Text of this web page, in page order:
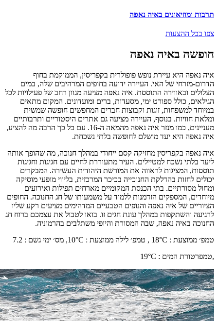
תרבות ומוזיאונים באיה נאפה
צפו בכל ההצעות
חופשה באיה נאפה
איה נאפה היא עיירת נופש פופולרית בקפריסין, הממוקמת בחוף
הדרום-מזרחי של האי. העיירה ידועה בחופים המרהיבים שלה, במים
הצלולים ובאווירה התוססת. איה נאפה מציעה מגוון רחב של פעילויות לכל
הגילאים, כולל ספורט ימי, מסעדות, ברים ומועדונים. המקום מתאים
במיוחד למשפחות, זוגות וקבוצות חברים המחפשים חופשה שמשית
ומלאת חוויות. בנוסף, העיירה מציעה גם אתרים היסטוריים ותרבותיים
מעניינים, כמו מנזר איה נאפה מהמאה ה-16. עם כל כך הרבה מה להציע,
איה נאפה היא יעד מושלם לחופשה בלתי נשכחת.
איה נאפה בקפריסין מחזיקה קסם ייחודי במהלך חנוכה, מה שהופך אותה
ליעד בלתי נשכח למטיילים. העיר מתעוררת לחיים עם חגיגות וחגיגות
תוססות, המציגות לראווה את המורשת היהודית העשירה. המבקרים
יכולים לחזות בהדלקת החנוכייה בכיכר המרכזית, בליווי מופעי מוסיקה
ומחול מסורתיים. בתי הכנסת המקומיים מארחים תפילות ואירועים
מיוחדים, המספקים הזדמנות ללמוד על משמעותו של חג החנוכה. החופים
הציוריים של איה נאפה והנופים הטבעיים המדהימים מציעים רקע שליו
לרגיעה והשתקפות במהלך עונת חגים זו. בואו לטבול את עצמכם ברוח חג
החנוכה באיה נאפה, שבה המסורת והיופי משתלבים בהרמוניה.
טמפ׳ ממוצעת :
18°C , טמפ׳ לילה ממוצעת :
10°C, מס׳ ימי גשם :
7.2
,טמפרטורת המים :
19°C